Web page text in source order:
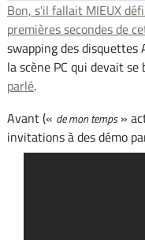
Bon, s'il fallait MIEUX
premières secondes de
swapping des disquettes
la scène PC qui devait
parlé.
Avant (« de mon temps»
invitations à des démo